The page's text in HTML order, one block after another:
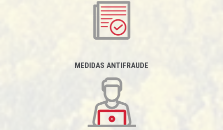
MEDIDAS ANTIFRAUDE